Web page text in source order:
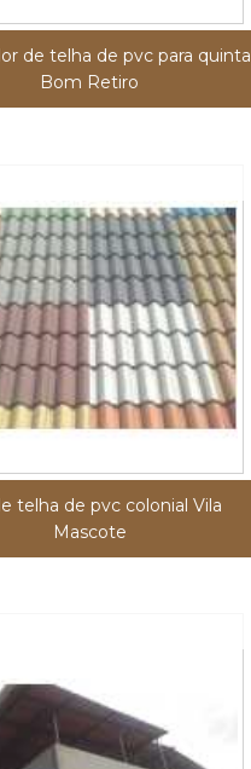
de telha de pvc para quintal
Bom Retiro
telha de pvc colonial Vila
Mascote